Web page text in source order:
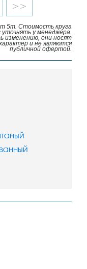
>>
5т. Стоимость круга
у менеджера.
изменению, они носят
и не являются
публичной офертой.